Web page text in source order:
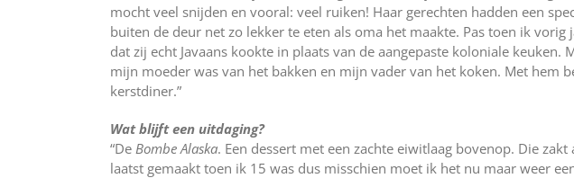
mocht veel snijden en vooral: veel ruiken! Haar gerechten hadden een
buiten de deur net zo lekker te eten als oma het maakte. Pas toen ik
dat zij echt Javaans kookte in plaats van de aangepaste koloniale keuken.
mijn moeder was van het bakken en mijn vader van het koken. Met hem
kerstdiner.”
Wat blijft een uitdaging?
“De Bombe Alaska. Een dessert met een zachte eiwitlaag bovenop. Die
laatst gemaakt toen ik 15 was dus misschien moet ik het nu maar weer